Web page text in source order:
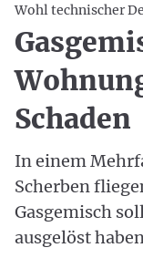
Wohl technischer
Schaden
In einem
Scherben
Gasgemisch
ausgelöst